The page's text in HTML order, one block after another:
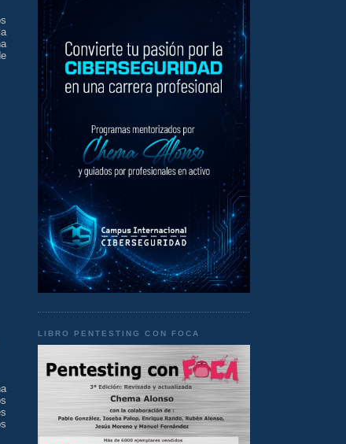
LIBRO PENTESTING CON FOCA